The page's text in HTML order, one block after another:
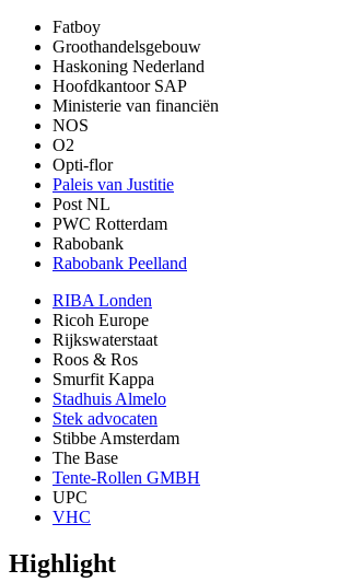
Fatboy
Groothandelsgebouw
Haskoning Nederland
Hoofdkantoor SAP
Ministerie van financiën
NOS
O2
Opti-flor
Paleis van Justitie
Post NL
PWC Rotterdam
Rabobank
Rabobank Peelland
RIBA Londen
Ricoh Europe
Rijkswaterstaat
Roos & Ros
Smurfit Kappa
Stadhuis Almelo
Stek advocaten
Stibbe Amsterdam
The Base
Tente-Rollen GMBH
UPC
VHC
Highlight